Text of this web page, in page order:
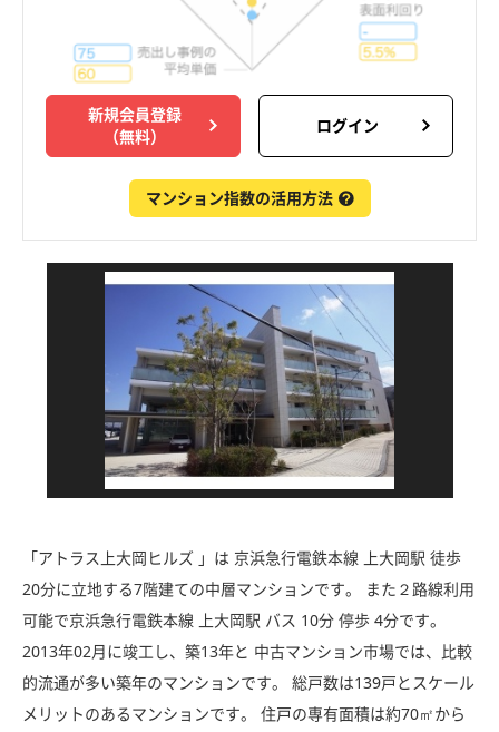
新規会員登録
（無料）
ログイン
マンション指数の活用方法
「アトラス上大岡ヒルズ 」は 京浜急行電鉄本線 上大岡駅 徒歩
20分に立地する7階建ての中層マンションです。 また２路線利用
可能で京浜急行電鉄本線 上大岡駅 バス 10分 停歩 4分です。
2013年02月に竣工し、築13年と 中古マンション市場では、比較
的流通が多い築年のマンションです。 総戸数は139戸とスケール
メリットのあるマンションです。 住戸の専有面積は約70㎡から